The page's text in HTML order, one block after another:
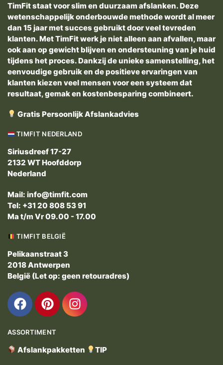
meestal 1 kilo per week af
en eind juni zat ik op -17
Ben toen overgestapt naar
1 shake in de ochtend,
smiddags 2 boterhammen
en savonds warm eten en
kan ook weer wat lekkers
pakken als ik daat zin in heb
Ik zit nu nog steeds op-17
en kan iedereen timfit
aanbevelen
TimFit staat voor slim en duurzaam afslanken. Deze
wetenschappelijk onderbouwde methode wordt al meer
dan 15 jaar met succes gebruikt door veel tevreden
klanten. Met TimFit werk je niet alleen aan afvallen, maar
ook aan op gewicht blijven en ondersteuning van je huid
tijdens het proces. Dankzij de unieke samenstelling, het
eenvoudige gebruik en de positieve ervaringen van
klanten kiezen veel mensen voor een systeem dat
resultaat, gemak en kostenbesparing combineert.
Gratis Persoonlijk Afslankadvies
TIMFIT NEDERLAND
Siriusdreef 17-27
2132 WT Hoofddorp
Nederland
Mail: info@timfit.com
Tel: +31 20 808 53 91
Ma t/m Vr 09.00 - 17.00
TIMFIT BELGIË
Pelikaanstraat 3
2018 Antwerpen
België (Let op: geen retouradres)
ASSORTIMENT
Afslankpakketten TIP